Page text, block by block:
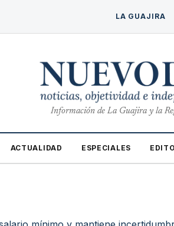
LA GUAJIRA
Información de La Guajira y la
ACTUALIDAD ESPECIALES